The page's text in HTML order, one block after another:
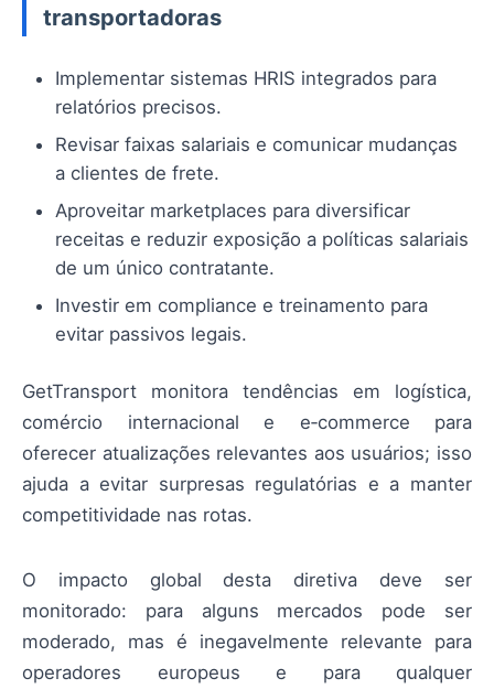
transportadoras
Implementar sistemas HRIS integrados para
relatórios precisos.
Revisar faixas salariais e comunicar mudanças
a clientes de frete.
Aproveitar marketplaces para diversificar
receitas e reduzir exposição a políticas salariais
de um único contratante.
Investir em compliance e treinamento para
evitar passivos legais.
GetTransport monitora tendências em logística,
comércio internacional e e‑commerce para
oferecer atualizações relevantes aos usuários; isso
ajuda a evitar surpresas regulatórias e a manter
competitividade nas rotas.
O impacto global desta diretiva deve ser
monitorado: para alguns mercados pode ser
moderado, mas é inegavelmente relevante para
operadores europeus e para qualquer